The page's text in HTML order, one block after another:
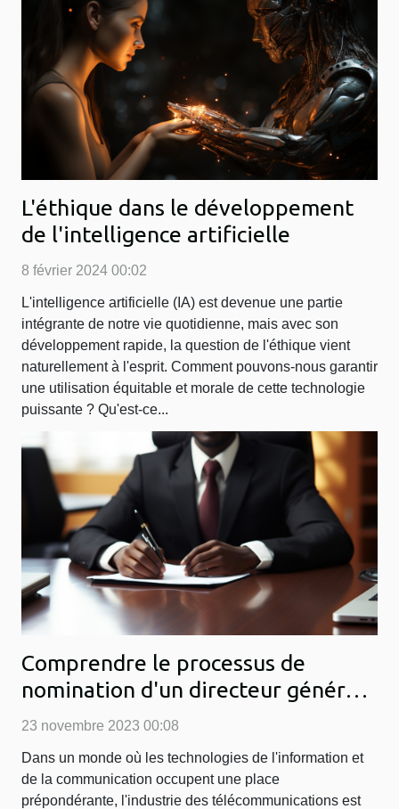
L'éthique dans le développement
de l'intelligence artificielle
8 février 2024 00:02
L'intelligence artificielle (IA) est devenue une partie
intégrante de notre vie quotidienne, mais avec son
développement rapide, la question de l'éthique vient
naturellement à l'esprit. Comment pouvons-nous garantir
une utilisation équitable et morale de cette technologie
puissante ? Qu'est-ce...
Comprendre le processus de
nomination d'un directeur général
dans l'industrie des
23 novembre 2023 00:08
Dans un monde où les technologies de l'information et
de la communication occupent une place
prépondérante, l'industrie des télécommunications est